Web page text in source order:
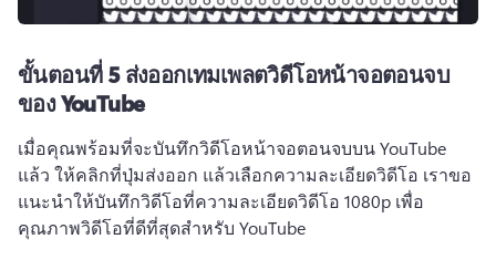
ขั้นตอนที่ 5ส่งออกเทมเพลตวิดีโอหน้าจอตอนจบ
ของ YouTube
เมื่อคุณพร้อมที่จะบันทึกวิดีโอหน้าจอตอนจบบน YouTube
แล้ว ให้คลิกที่ปุ่มส่งออก แล้วเลือกความละเอียดวิดีโอ เราขอ
แนะนำให้บันทึกวิดีโอที่ความละเอียดวิดีโอ 1080p เพื่อ
คุณภาพวิดีโอที่ดีที่สุดสำหรับ YouTube